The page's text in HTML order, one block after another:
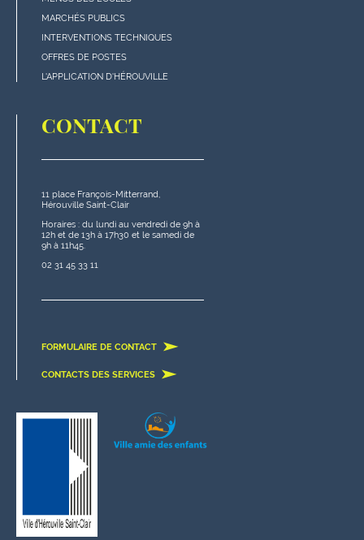
en
bas
de
page
MARCHÉS PUBLICS
INTERVENTIONS TECHNIQUES
OFFRES DE POSTES
L'APPLICATION D'HÉROUVILLE
CONTACT
11 place François-Mitterrand,
Hérouville Saint-Clair
Horaires : du lundi au vendredi de 9h à
12h et de 13h à 17h30 et le samedi de
9h à 11h45.
02 31 45 33 11
FORMULAIRE DE CONTACT
CONTACTS DES SERVICES